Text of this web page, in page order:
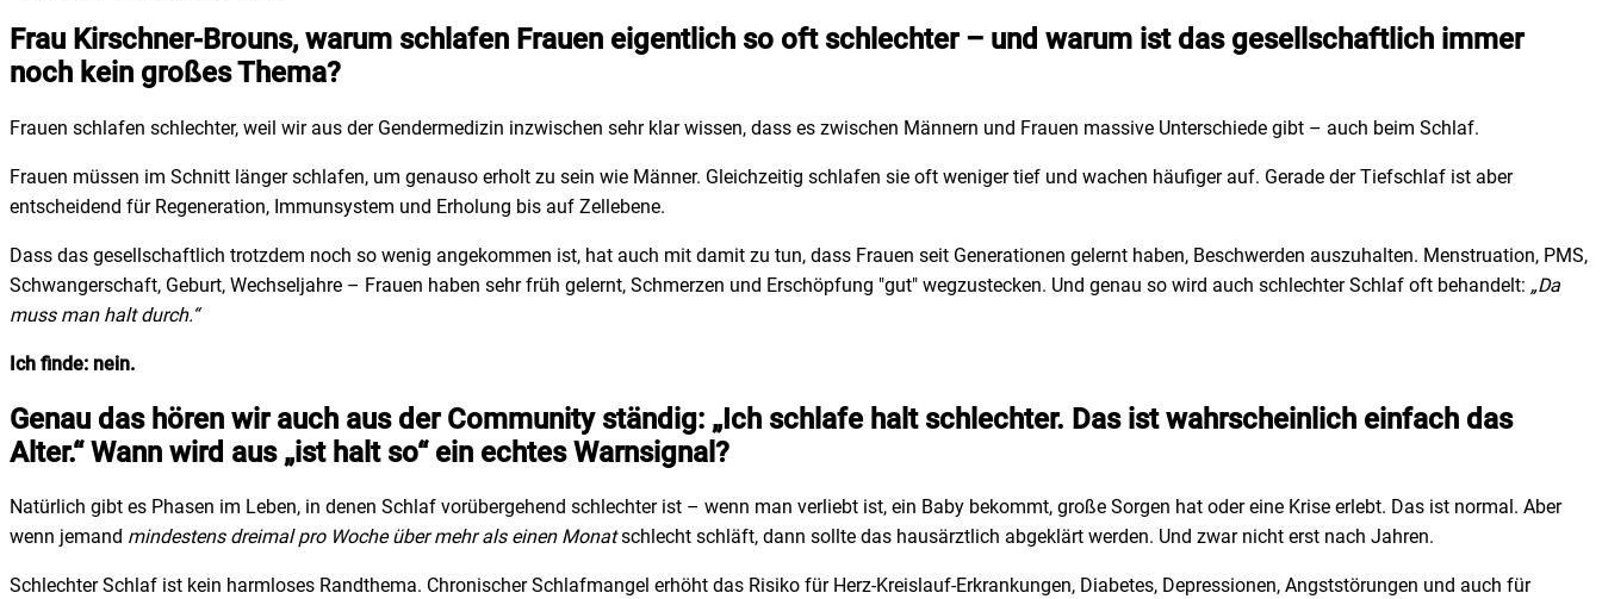
Frau Kirschner-Brouns, warum schlafen Frauen eigentlich so oft schlechter – und warum ist das gesellschaftlich immer
noch kein großes Thema?
Frauen schlafen schlechter, weil wir aus der Gendermedizin inzwischen sehr klar wissen, dass es zwischen Männern und Frauen massive Unterschiede gibt – auch beim Schlaf.
Frauen müssen im Schnitt länger schlafen, um genauso erholt zu sein wie Männer. Gleichzeitig schlafen sie oft weniger tief und wachen häufiger auf. Gerade der Tiefschlaf ist aber
entscheidend für Regeneration, Immunsystem und Erholung bis auf Zellebene.
Dass das gesellschaftlich trotzdem noch so wenig angekommen ist, hat auch mit damit zu tun, dass Frauen seit Generationen gelernt haben, Beschwerden auszuhalten. Menstruation, PMS,
Schwangerschaft, Geburt, Wechseljahre – Frauen haben sehr früh gelernt, Schmerzen und Erschöpfung "gut" wegzustecken. Und genau so wird auch schlechter Schlaf oft behandelt: „Da
muss man halt durch.“
Ich finde: nein.
Genau das hören wir auch aus der Community ständig: „Ich schlafe halt schlechter. Das ist wahrscheinlich einfach das
Alter.“ Wann wird aus „ist halt so“ ein echtes Warnsignal?
Natürlich gibt es Phasen im Leben, in denen Schlaf vorübergehend schlechter ist – wenn man verliebt ist, ein Baby bekommt, große Sorgen hat oder eine Krise erlebt. Das ist normal. Aber
wenn jemand mindestens dreimal pro Woche über mehr als einen Monatschlecht schläft, dann sollte das hausärztlich abgeklärt werden. Und zwar nicht erst nach Jahren.
Schlechter Schlaf ist kein harmloses Randthema. Chronischer Schlafmangel erhöht das Risiko für Herz-Kreislauf-Erkrankungen, Diabetes, Depressionen, Angststörungen und auch für